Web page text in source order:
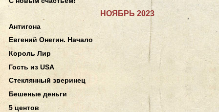
НОЯБРЬ 2023
Антигона
Евгений Онегин. Начало
Король Лир
Гость из USA
Стеклянный зверинец
Бешеные деньги
5 центов